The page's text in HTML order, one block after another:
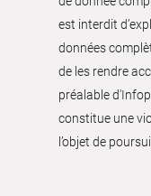
est interdit
données
de les rendre
préalable
constitue une
l’objet de